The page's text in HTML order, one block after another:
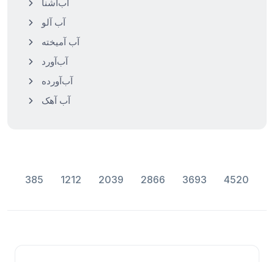
آب‌آشنا
آب آلو
آب آمیخته
آب‌آورد
آب‌آورده
آب آهک
385 1212 2039 2866 3693 4520